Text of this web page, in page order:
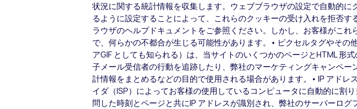
状況に関する統計情報を収集します。ウェブブラウザの設定で自動的
るように設定することによって、これらのクッキーの受け入れを拒否
ラウザのヘルプドキュメントをご参照ください。しかし、お客様がこ
で、何らかの不都合が生じる可能性があります。• ピクセルタグやその
アGIF としても知られる）は、当サイトのいくつかのページとHTML 形
子メール受信者の行動を追跡したり、弊社のマーケティングキャンペ
計情報をまとめるなどの目的で使用される場合があります。• IP アド
イダ（ISP）によってお客様の使用しているコンピュータに自動的に割
問した時刻とページと共にIP アドレスが識別され、弊社のサーバーロ